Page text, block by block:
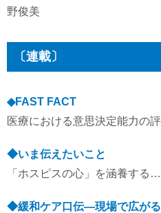
野俊美
〔連載〕
◆FAST FACT
医療における意思決定能力の
◆いま伝えたいこと
「ホスピスの心」を涵養する
◆緩和ケア口伝―現場で広が